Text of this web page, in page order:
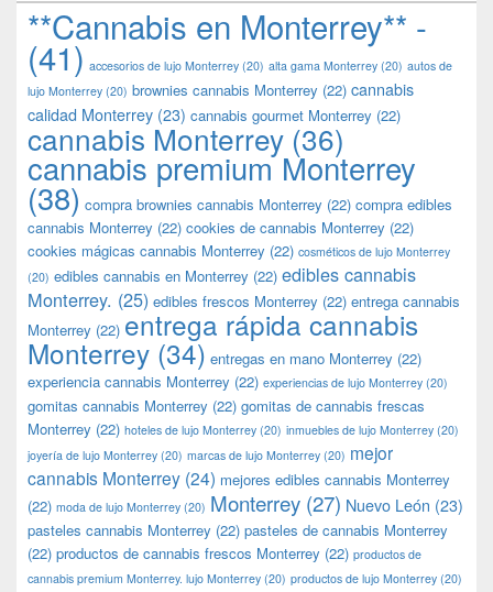
**Cannabis en Monterrey** -
(41) accesorios de lujo Monterrey (20) alta gama Monterrey (20) autos de
lujo Monterrey (20) brownies cannabis Monterrey (22) cannabis
calidad Monterrey (23) cannabis gourmet Monterrey (22)
cannabis Monterrey (36)
cannabis premium Monterrey
(38) compra brownies cannabis Monterrey (22) compra edibles
cannabis Monterrey (22) cookies de cannabis Monterrey (22)
cookies mágicas cannabis Monterrey (22) cosméticos de lujo Monterrey
(20) edibles cannabis en Monterrey (22) edibles cannabis
Monterrey. (25) edibles frescos Monterrey (22) entrega cannabis
Monterrey (22) entrega rápida cannabis
Monterrey (34) entregas en mano Monterrey (22)
experiencia cannabis Monterrey (22) experiencias de lujo Monterrey (20)
gomitas cannabis Monterrey (22) gomitas de cannabis frescas
Monterrey (22) hoteles de lujo Monterrey (20) inmuebles de lujo Monterrey (20)
joyería de lujo Monterrey (20) marcas de lujo Monterrey (20) mejor
cannabis Monterrey (24) mejores edibles cannabis Monterrey
(22) moda de lujo Monterrey (20) Monterrey (27) Nuevo León (23)
pasteles cannabis Monterrey (22) pasteles de cannabis Monterrey
(22) productos de cannabis frescos Monterrey (22) productos de
cannabis premium Monterrey. lujo Monterrey (20) productos de lujo Monterrey (20)